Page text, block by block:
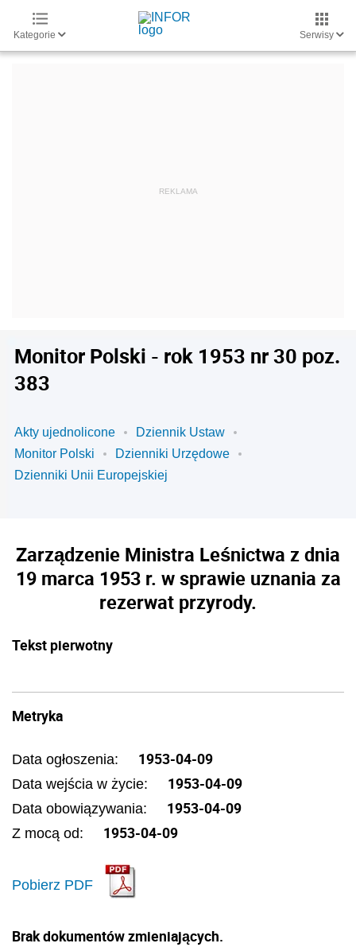
Kategorie Serwisy
Monitor Polski - rok 1953 nr 30 poz.
383
Akty ujednolicone
Dziennik Ustaw
Monitor Polski
Dzienniki Urzędowe
Dzienniki Unii Europejskiej
Zarządzenie Ministra Leśnictwa z dnia
19 marca 1953 r. w sprawie uznania za
rezerwat przyrody.
Tekst pierwotny
Metryka
Data ogłoszenia: 1953-04-09
Data wejścia w życie: 1953-04-09
Data obowiązywania: 1953-04-09
Z mocą od: 1953-04-09
Pobierz PDF
Brak dokumentów zmieniających.